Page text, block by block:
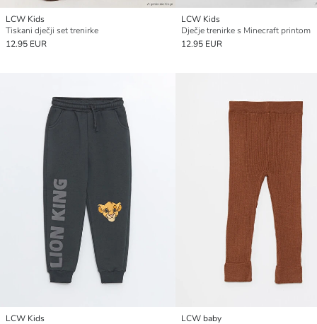
LCW Kids
Tiskani dječji set trenirke
12.95 EUR
LCW Kids
Dječje trenirke s Minecraft printom
12.95 EUR
LCW Kids
LCW baby